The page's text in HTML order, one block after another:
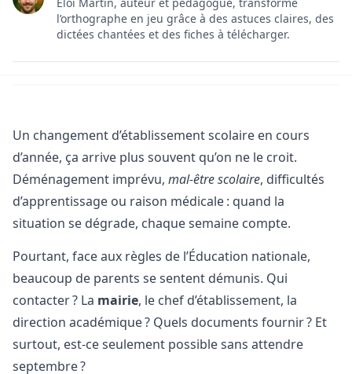
Éloi Martin, auteur et pédagogue, transforme
l’orthographe en jeu grâce à des astuces claires, des
dictées chantées et des fiches à télécharger.
Un changement d’établissement scolaire en cours
d’année, ça arrive plus souvent qu’on ne le croit.
Déménagement imprévu, mal-être scolaire, difficultés
d’apprentissage ou raison médicale : quand la
situation se dégrade, chaque semaine compte.
Pourtant, face aux règles de l’Éducation nationale,
beaucoup de parents se sentent démunis. Qui
contacter ? La mairie, le chef d’établissement, la
direction académique ? Quels documents fournir ? Et
surtout, est-ce seulement possible sans attendre
septembre ?